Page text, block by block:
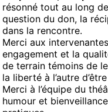
résonné tout au long
question du don, la
dans la rencontre.
Merci aux
engagement et la
de terrain témoins de
la liberté à l’autre
Merci à l’équipe du
humour et